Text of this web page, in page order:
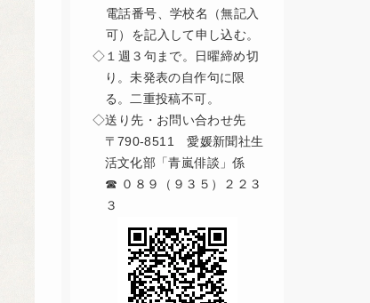
電話番号、学校名（無記入
可）を記入して申し込む。
◇１週３句まで。日曜締め切
り。未発表の自作句に限
る。二重投稿不可。
◇送り先・お問い合わせ先
〒790-8511 愛媛新聞社生
活文化部「青嵐俳談」係
☎ ０８９（９３５）２２３
３